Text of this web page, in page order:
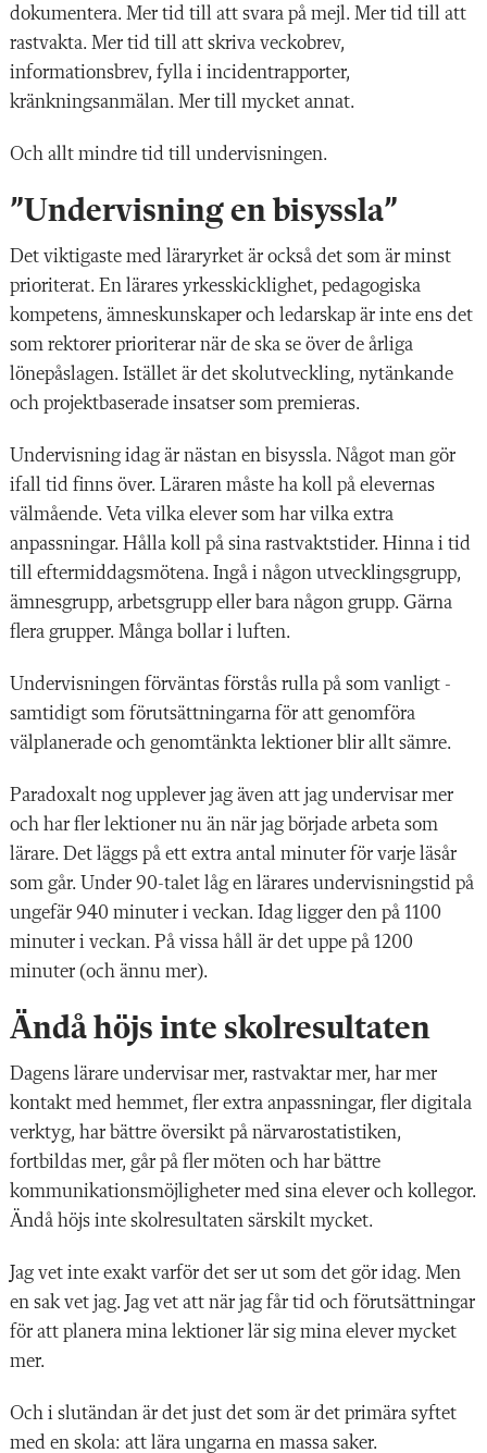
dokumentera. Mer tid till att svara på mejl. Mer tid till att
rastvakta. Mer tid till att skriva veckobrev,
informationsbrev, fylla i incidentrapporter,
kränkningsanmälan. Mer till mycket annat.
Och allt mindre tid till undervisningen.
”Undervisning en bisyssla”
Det viktigaste med läraryrket är också det som är minst
prioriterat. En lärares yrkesskicklighet, pedagogiska
kompetens, ämneskunskaper och ledarskap är inte ens det
som rektorer prioriterar när de ska se över de årliga
lönepåslagen. Istället är det skolutveckling, nytänkande
och projektbaserade insatser som premieras.
Undervisning idag är nästan en bisyssla. Något man gör
ifall tid finns över. Läraren måste ha koll på elevernas
välmående. Veta vilka elever som har vilka extra
anpassningar. Hålla koll på sina rastvaktstider. Hinna i tid
till eftermiddagsmötena. Ingå i någon utvecklingsgrupp,
ämnesgrupp, arbetsgrupp eller bara någon grupp. Gärna
flera grupper. Många bollar i luften.
Undervisningen förväntas förstås rulla på som vanligt -
samtidigt som förutsättningarna för att genomföra
välplanerade och genomtänkta lektioner blir allt sämre.
Paradoxalt nog upplever jag även att jag undervisar mer
och har fler lektioner nu än när jag började arbeta som
lärare. Det läggs på ett extra antal minuter för varje läsår
som går. Under 90-talet låg en lärares undervisningstid på
ungefär 940 minuter i veckan. Idag ligger den på 1100
minuter i veckan. På vissa håll är det uppe på 1200
minuter (och ännu mer).
Ändå höjs inte skolresultaten
Dagens lärare undervisar mer, rastvaktar mer, har mer
kontakt med hemmet, fler extra anpassningar, fler digitala
verktyg, har bättre översikt på närvarostatistiken,
fortbildas mer, går på fler möten och har bättre
kommunikationsmöjligheter med sina elever och kollegor.
Ändå höjs inte skolresultaten särskilt mycket.
Jag vet inte exakt varför det ser ut som det gör idag. Men
en sak vet jag. Jag vet att när jag får tid och förutsättningar
för att planera mina lektioner lär sig mina elever mycket
mer.
Och i slutändan är det just det som är det primära syftet
med en skola: att lära ungarna en massa saker.